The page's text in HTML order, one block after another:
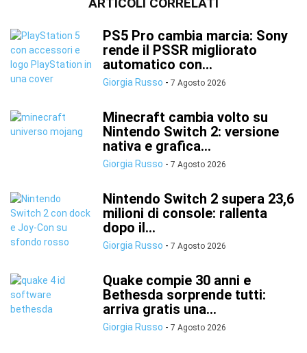
PS5 Pro cambia marcia: Sony
rende il PSSR migliorato
automatico con...
Giorgia Russo - 7 Agosto 2026
Minecraft cambia volto su
Nintendo Switch 2: versione
nativa e grafica...
Giorgia Russo - 7 Agosto 2026
Nintendo Switch 2 supera 23,6
milioni di console: rallenta
dopo il...
Giorgia Russo - 7 Agosto 2026
Quake compie 30 anni e
Bethesda sorprende tutti:
arriva gratis una...
Giorgia Russo - 7 Agosto 2026